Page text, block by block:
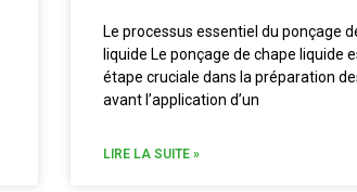
Le processus essentiel du ponçage
liquide Le ponçage de chape liquide
étape cruciale dans la préparation
avant l’application d’un
LIRE LA SUITE »